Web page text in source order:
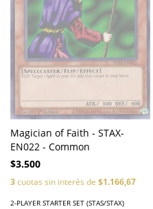
Magician of Faith - STAX-
EN022 - Common
$3.500
3cuotas sin interés de $1.166,67
2-PLAYER STARTER SET (STAS/STAX)